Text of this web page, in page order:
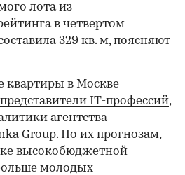
лота из
в четвертом
329 кв. м, поясняют
квартиры в Москве
IT-профессий,
агентства
Group. По их прогнозам,
высокобюджетной
молодых